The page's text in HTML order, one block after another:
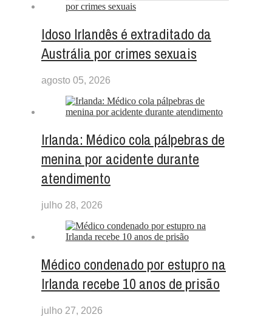
Idoso Irlandês é extraditado da
Austrália por crimes sexuais
agosto 05, 2026
Irlanda: Médico cola pálpebras de
menina por acidente durante
atendimento
julho 28, 2026
Médico condenado por estupro na
Irlanda recebe 10 anos de prisão
julho 27, 2026